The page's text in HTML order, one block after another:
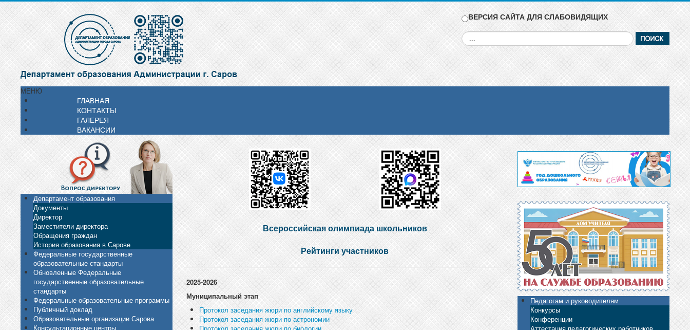
ВЕРСИЯ САЙТА ДЛЯ СЛАБОВИДЯЩИХ
Искать...
МЕНЮ
ГЛАВНАЯ
КОНТАКТЫ
ГАЛЕРЕЯ
ВАКАНСИИ
Департамент образования
Документы
Директор
Заместители директора
Обращения граждан
История образования в Сарове
Федеральные государственные
образовательные стандарты
Обновленные Федеральные
государственные образовательные
стандарты
Федеральные образовательные программы
Публичный доклад
Образовательные организации Сарова
Консультационные центры
Всероссийская олимпиада школьников
Рейтинги участников
2025-2026
Муниципальный этап
Протокол заседания жюри по английскому языку
Протокол заседания жюри по астрономии
Педагогам и руководителям
Конкурсы
Конференции